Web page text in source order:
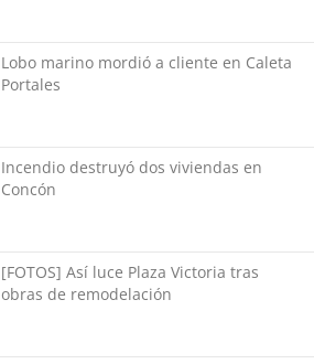
Lobo marino mordió a cliente en Caleta
Portales
Incendio destruyó dos viviendas en
Concón
[FOTOS] Así luce Plaza Victoria tras
obras de remodelación